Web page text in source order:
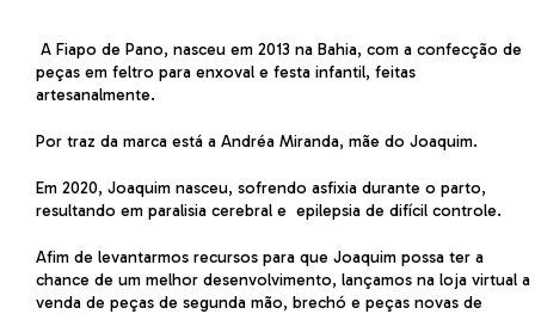
A Fiapo de Pano, nasceu em 2013 na Bahia, com a confecção de
peças em feltro para enxoval e festa infantil, feitas
artesanalmente.
Por traz da marca está a Andréa Miranda, mãe do Joaquim.
Em 2020, Joaquim nasceu, sofrendo asfixia durante o parto,
resultando em paralisia cerebral e epilepsia de difícil controle.
Afim de levantarmos recursos para que Joaquim possa ter a
chance de um melhor desenvolvimento, lançamos na loja virtual a
venda de peças de segunda mão, brechó e peças novas de